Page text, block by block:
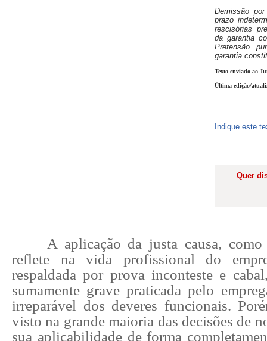
Demissão
prazo
rescisórias
da garantia
Pretensão
garantia
Texto enviado ao
Última edição/
Indique este
Quer
A aplicação da justa causa,
reflete na vida profissional do
respaldada por prova inconteste e
sumamente grave praticada pelo
irreparável dos deveres funcionais.
visto na grande maioria das decisões de
sua aplicabilidade de forma